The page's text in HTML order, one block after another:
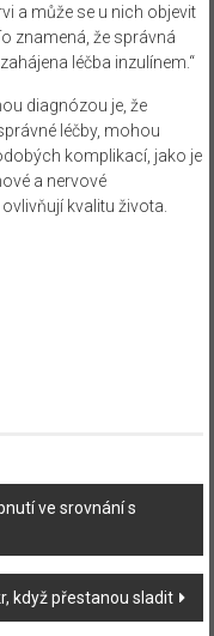
a může se u nich objevit
znamená, že správná
léčba inzulínem.“
diagnózou je, že
léčby, mohou
komplikací, jako je
a nervové
kvalitu života.
ve srovnání s
když přestanou sladit